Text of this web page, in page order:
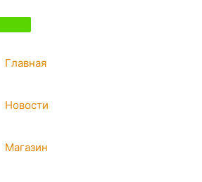
Главная
Новости
Магазин